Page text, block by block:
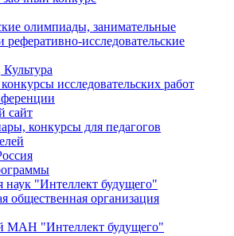
олимпиады, занимательные
исследовательские
исследовательских работ
сайт
конкурсы для педагогов
наук "Интеллект будущего"
общественная организация
МАН "Интеллект будущего"